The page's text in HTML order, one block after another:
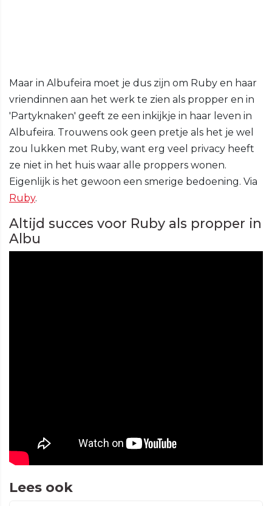
Maar in Albufeira moet je dus zijn om Ruby en haar
vriendinnen aan het werk te zien als propper en in
'Partyknaken' geeft ze een inkijkje in haar leven in
Albufeira. Trouwens ook geen pretje als het je wel
zou lukken met Ruby, want erg veel privacy heeft
ze niet in het huis waar alle proppers wonen.
Eigenlijk is het gewoon een smerige bedoening. Via
Ruby.
Altijd succes voor Ruby als propper in
Albu
Lees ook